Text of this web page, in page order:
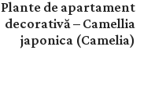
Plante de apartament
decorativă – Camellia
japonica (Camelia)